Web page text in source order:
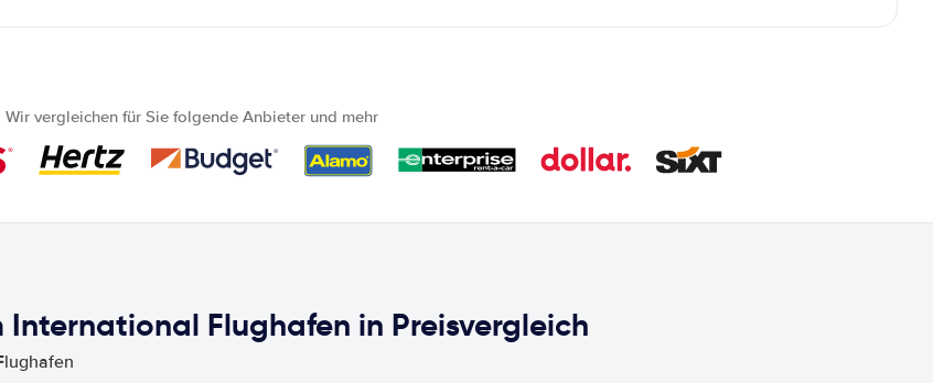
Wir vergleichen für Sie folgende Anbieter und mehr
Flughafen in Preisvergleich